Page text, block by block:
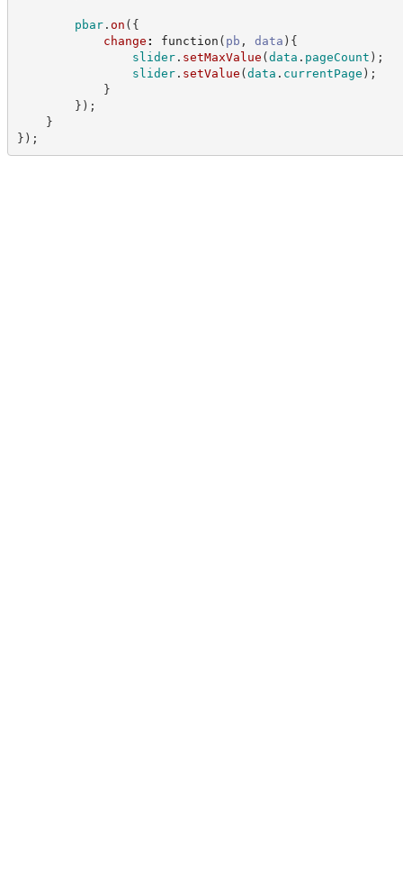
pbar. on ( {
change : function ( pb , data ) {
slider. setMaxValue (data . pageCount ) ;
slider. setValue (data . currentPage ) ;
}
} ) ;
}
} ) ;